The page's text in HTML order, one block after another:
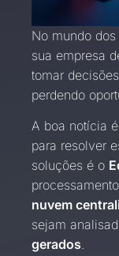
No mundo
sua empresa
tomar
perdendo
A boa notícia
para resolver
soluções é o
nuvem
sejam
gerados.